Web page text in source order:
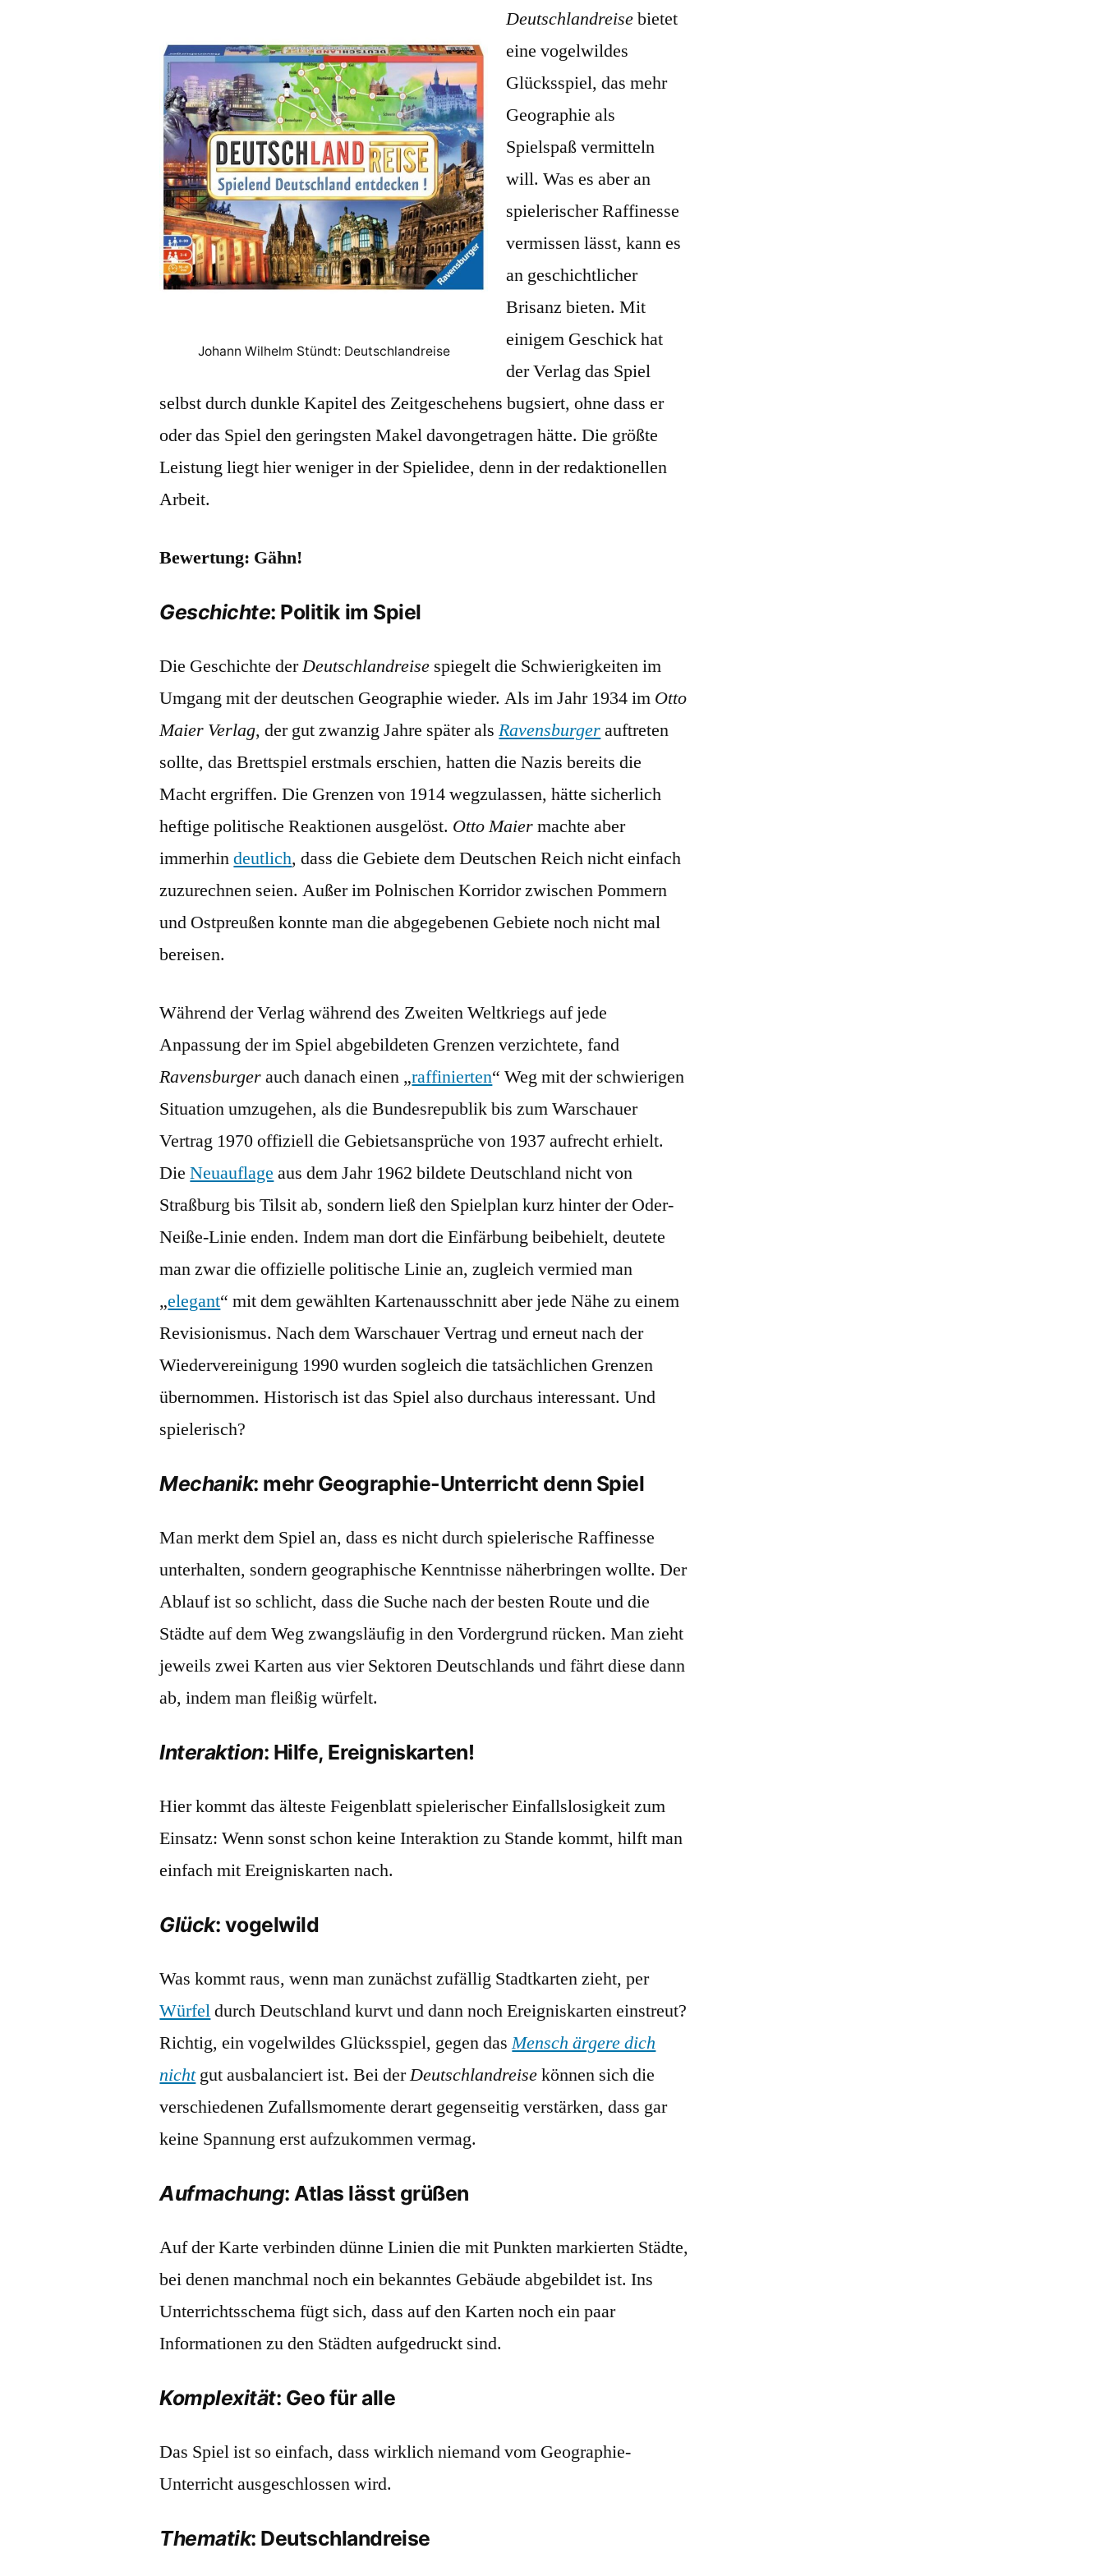
Johann Wilhelm Stündt: Deutschlandreise
Deutschlandreisebietet
eine vogelwildes
Glücksspiel, das mehr
Geographie als
Spielspaß vermitteln
will. Was es aber an
spielerischer Raffinesse
vermissen lässt, kann es
an geschichtlicher
Brisanz bieten. Mit
einigem Geschick hat
der Verlag das Spiel
selbst durch dunkle Kapitel des Zeitgeschehens bugsiert, ohne dass er
oder das Spiel den geringsten Makel davongetragen hätte. Die größte
Leistung liegt hier weniger in der Spielidee, denn in der redaktionellen
Arbeit.
Bewertung: Gähn!
Geschichte: Politik im Spiel
Die Geschichte derDeutschlandreise spiegelt die Schwierigkeiten im
Umgang mit der deutschen Geographie wieder. Als im Jahr 1934 im Otto
Maier Verlag, der gut zwanzig Jahre später alsRavensburgerauftreten
sollte, das Brettspiel erstmals erschien, hatten die Nazis bereits die
Macht ergriffen. Die Grenzen von 1914 wegzulassen, hätte sicherlich
heftige politische Reaktionen ausgelöst. Otto Maiermachte aber
immerhindeutlich, dass die Gebiete dem Deutschen Reich nicht einfach
zuzurechnen seien. Außer im Polnischen Korridor zwischen Pommern
und Ostpreußen konnte man die abgegebenen Gebiete noch nicht mal
bereisen.
Während der Verlag während des Zweiten Weltkriegs auf jede
Anpassung der im Spiel abgebildeten Grenzen verzichtete, fand
Ravensburgerauch danach einen „raffinierten“ Weg mit der schwierigen
Situation umzugehen, als die Bundesrepublik bis zum Warschauer
Vertrag 1970 offiziell die Gebietsansprüche von 1937 aufrecht erhielt.
DieNeuauflage aus dem Jahr 1962 bildete Deutschland nicht von
Straßburg bis Tilsit ab, sondern ließ den Spielplan kurz hinter der Oder-
Neiße-Linie enden. Indem man dort die Einfärbung beibehielt, deutete
man zwar die offizielle politische Linie an, zugleich vermied man
„elegant“ mit dem gewählten Kartenausschnitt aber jede Nähe zu einem
Revisionismus. Nach dem Warschauer Vertrag und erneut nach der
Wiedervereinigung 1990 wurden sogleich die tatsächlichen Grenzen
übernommen. Historisch ist das Spiel also durchaus interessant. Und
spielerisch?
Mechanik: mehr Geographie-Unterricht denn Spiel
Man merkt dem Spiel an, dass es nicht durch spielerische Raffinesse
unterhalten, sondern geographische Kenntnisse näherbringen wollte. Der
Ablauf ist so schlicht, dass die Suche nach der besten Route und die
Städte auf dem Weg zwangsläufig in den Vordergrund rücken. Man zieht
jeweils zwei Karten aus vier Sektoren Deutschlands und fährt diese dann
ab, indem man fleißig würfelt.
Interaktion: Hilfe, Ereigniskarten!
Hier kommt das älteste Feigenblatt spielerischer Einfallslosigkeit zum
Einsatz: Wenn sonst schon keine Interaktion zu Stande kommt, hilft man
einfach mit Ereigniskarten nach.
Glück: vogelwild
Was kommt raus, wenn man zunächst zufällig Stadtkarten zieht, per
Würfeldurch Deutschland kurvt und dann noch Ereigniskarten einstreut?
Richtig, ein vogelwildes Glücksspiel, gegen dasMensch ärgere dich
nichtgut ausbalanciert ist. Bei derDeutschlandreisekönnen sich die
verschiedenen Zufallsmomente derart gegenseitig verstärken, dass gar
keine Spannung erst aufzukommen vermag.
Aufmachung: Atlas lässt grüßen
Auf der Karte verbinden dünne Linien die mit Punkten markierten Städte,
bei denen manchmal noch ein bekanntes Gebäude abgebildet ist. Ins
Unterrichtsschema fügt sich, dass auf den Karten noch ein paar
Informationen zu den Städten aufgedruckt sind.
Komplexität: Geo für alle
Das Spiel ist so einfach, dass wirklich niemand vom Geographie-
Unterricht ausgeschlossen wird.
Thematik: Deutschlandreise